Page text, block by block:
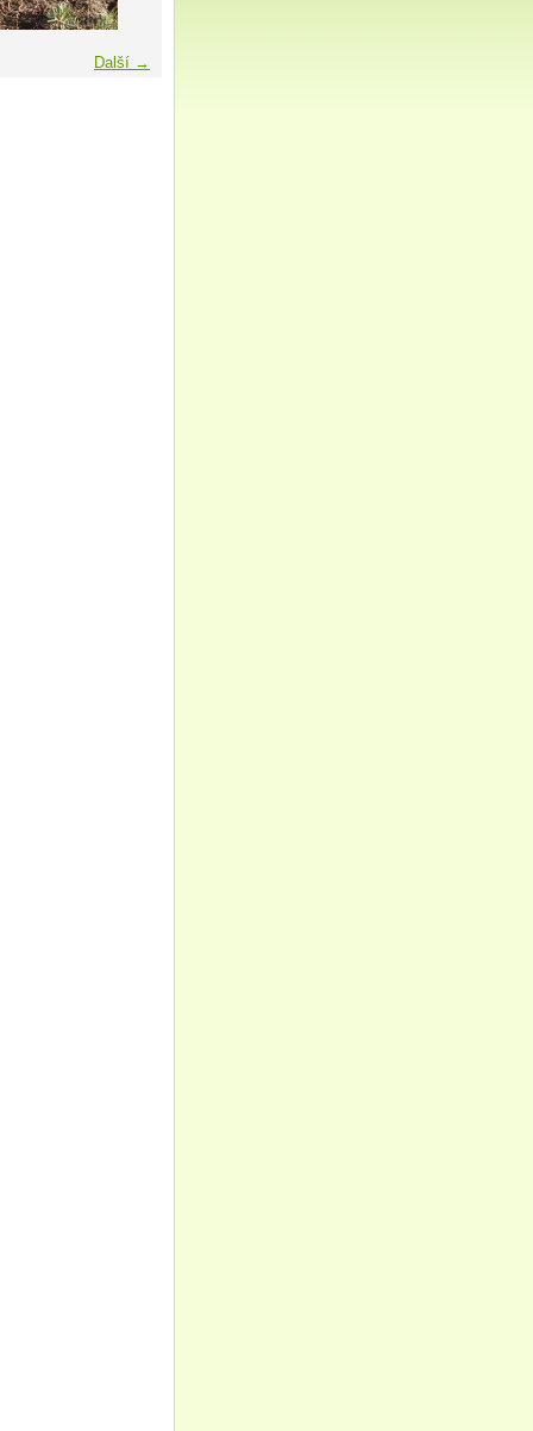
Další →